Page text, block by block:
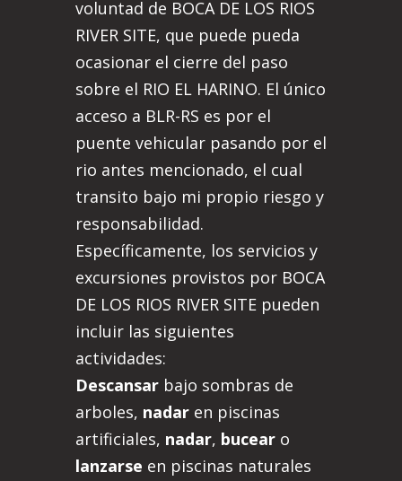
voluntad de BOCA DE LOS RIOS
RIVER SITE, que puede pueda
ocasionar el cierre del paso
sobre el RIO EL HARINO. El único
acceso a BLR-RS es por el
puente vehicular pasando por el
rio antes mencionado, el cual
transito bajo mi propio riesgo y
responsabilidad.
Específicamente, los servicios y
excursiones provistos por BOCA
DE LOS RIOS RIVER SITE pueden
incluir las siguientes
actividades:
Descansar bajo sombras de
arboles, nadar en piscinas
artificiales, nadar, bucear o
lanzarse en piscinas naturales